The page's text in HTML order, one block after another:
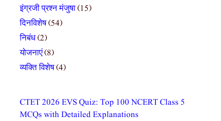
इंग्रजी प्रश्न मंजुषा(15)
दिनविशेष(54)
निबंध(2)
योजनाएं(8)
व्यक्ति विशेष(4)
CTET 2026 EVS Quiz: Top 100 NCERT Class 5
MCQs with Detailed Explanations